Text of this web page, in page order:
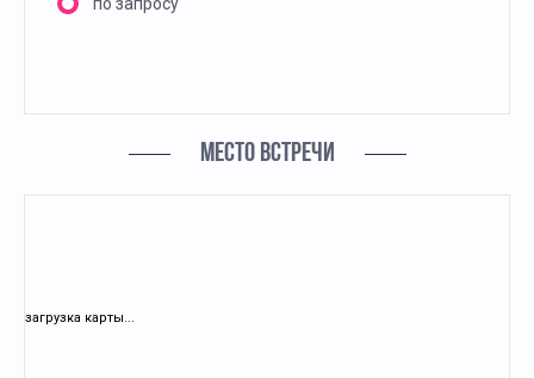
по запросу
МЕСТО ВСТРЕЧИ
загрузка карты...